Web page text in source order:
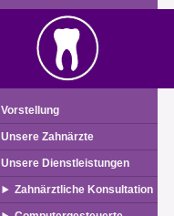
Vorstellung
Unsere Zahnärzte
Unsere Dienstleistungen
Zahnärztliche Konsultation